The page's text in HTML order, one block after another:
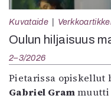
Kuvataide
Oulun hiljaisuus
2–3/2026
Pietarissa
Gabriel Grammuutti